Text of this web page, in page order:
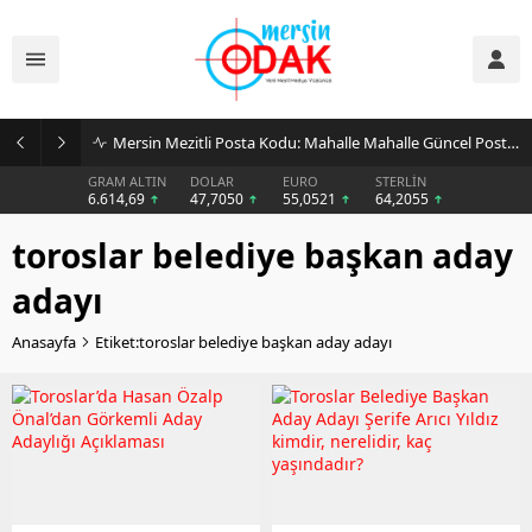
Mersin Mezitli Posta Kodu: Mahalle Mahalle Güncel Posta Kodu Rehberi
GRAM ALTIN
6.614,69
DOLAR
47,7050
EURO
55,0521
STERLİN
64,2055
toroslar belediye başkan aday
adayı
Anasayfa Etiket:toroslar belediye başkan aday adayı